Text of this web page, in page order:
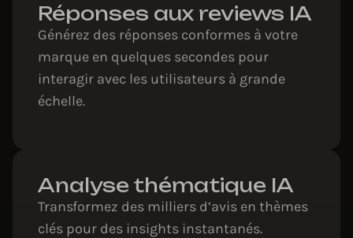
Réponses aux reviews IA
Générez des réponses conformes à votre
marque en quelques secondes pour
interagir avec les utilisateurs à grande
échelle.
Analyse thématique IA
Transformez des milliers d’avis en thèmes
clés pour des insights instantanés.